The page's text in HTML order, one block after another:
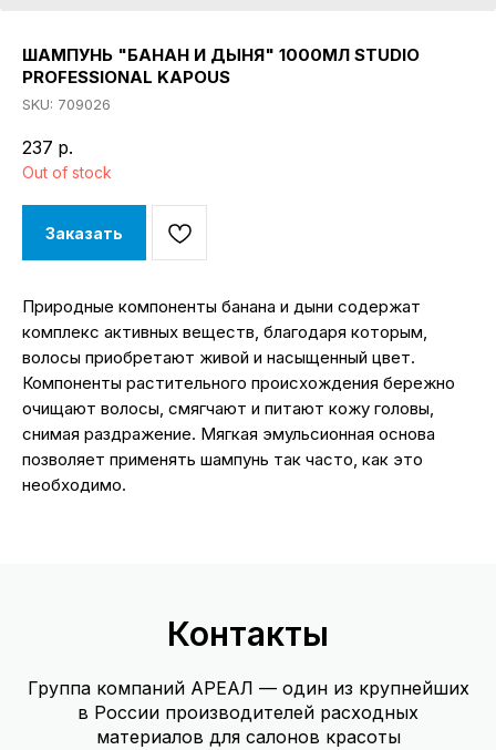
ШАМПУНЬ "БАНАН И ДЫНЯ" 1000МЛ STUDIO
PROFESSIONAL KAPOUS
SKU: 709026
237 р.
Out of stock
Заказать
Природные компоненты банана и дыни содержат
комплекс активных веществ, благодаря которым,
волосы приобретают живой и насыщенный цвет.
Компоненты растительного происхождения бережно
очищают волосы, смягчают и питают кожу головы,
снимая раздражение. Мягкая эмульсионная основа
позволяет применять шампунь так часто, как это
необходимо.
Контакты
Группа компаний АРЕАЛ — один из крупнейших
в России производителей расходных
материалов для салонов красоты